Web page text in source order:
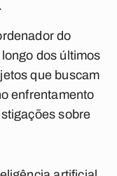
do
dos últimos
que buscam
enfrentamento
sobre